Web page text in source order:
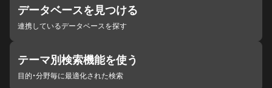
データベースを見つける
連携しているデータベースを探す
テーマ別検索機能を使う
目的・分野毎に最適化された検索